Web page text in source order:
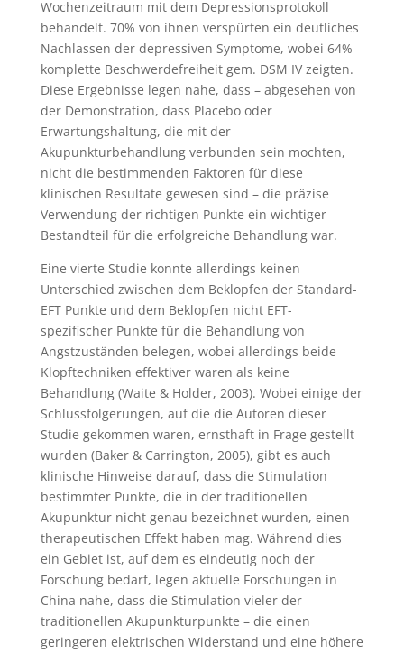
Wochenzeitraum mit dem Depressionsprotokoll
behandelt. 70% von ihnen verspürten ein deutliches
Nachlassen der depressiven Symptome, wobei 64%
komplette Beschwerdefreiheit gem. DSM IV zeigten.
Diese Ergebnisse legen nahe, dass – abgesehen von
der Demonstration, dass Placebo oder
Erwartungshaltung, die mit der
Akupunkturbehandlung verbunden sein mochten,
nicht die bestimmenden Faktoren für diese
klinischen Resultate gewesen sind – die präzise
Verwendung der richtigen Punkte ein wichtiger
Bestandteil für die erfolgreiche Behandlung war.
Eine vierte Studie konnte allerdings keinen
Unterschied zwischen dem Beklopfen der Standard-
EFT Punkte und dem Beklopfen nicht EFT-
spezifischer Punkte für die Behandlung von
Angstzuständen belegen, wobei allerdings beide
Klopftechniken effektiver waren als keine
Behandlung (Waite & Holder, 2003). Wobei einige der
Schlussfolgerungen, auf die die Autoren dieser
Studie gekommen waren, ernsthaft in Frage gestellt
wurden (Baker & Carrington, 2005), gibt es auch
klinische Hinweise darauf, dass die Stimulation
bestimmter Punkte, die in der traditionellen
Akupunktur nicht genau bezeichnet wurden, einen
therapeutischen Effekt haben mag. Während dies
ein Gebiet ist, auf dem es eindeutig noch der
Forschung bedarf, legen aktuelle Forschungen in
China nahe, dass die Stimulation vieler der
traditionellen Akupunkturpunkte – die einen
geringeren elektrischen Widerstand und eine höhere